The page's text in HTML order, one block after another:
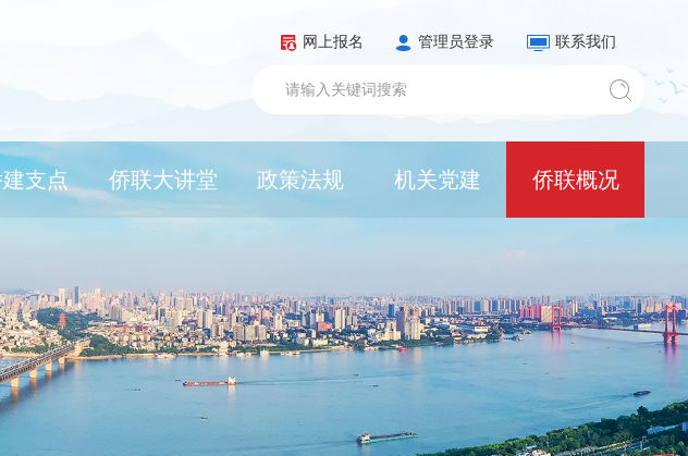
网上报名 管理员登录 联系我们
支点 侨联大讲堂 政策法规 机关党建 侨联概况